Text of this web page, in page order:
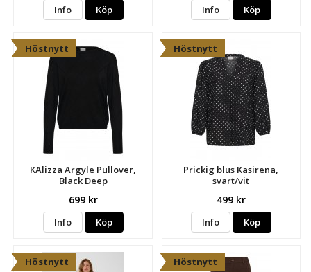
Info Köp Info Köp
Höstnytt
KAlizza Argyle Pullover,
Black Deep
699 kr
Info Köp
Höstnytt
Prickig blus Kasirena,
svart/vit
499 kr
Info Köp
Höstnytt Höstnytt